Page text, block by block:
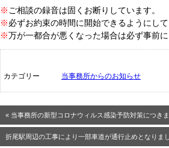
※ご相談の録音は固くお断りしています。
※必ずお約束の時間に開始できるようにして
※万が一都合が悪くなった場合は必ず事前に
カテゴリー 当事務所からのお知らせ
« 当事務所の新型コロナウィルス感染予防対策につき
折尾駅周辺の工事により一部車道が通行止めとなりま